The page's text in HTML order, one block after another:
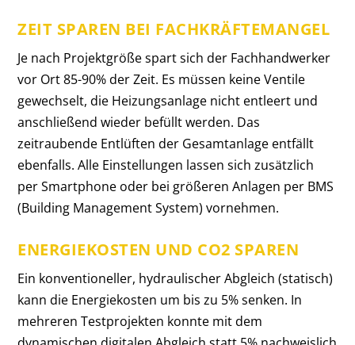
ZEIT SPAREN BEI FACHKRÄFTEMANGEL
Je nach Projektgröße spart sich der Fachhandwerker
vor Ort 85-90% der Zeit. Es müssen keine Ventile
gewechselt, die Heizungsanlage nicht entleert und
anschließend wieder befüllt werden. Das
zeitraubende Entlüften der Gesamtanlage entfällt
ebenfalls.Alle Einstellungen lassen sich zusätzlich
per Smartphone oder bei größeren Anlagen per BMS
(Building Management System) vornehmen.
ENERGIEKOSTEN UND CO2 SPAREN
Ein konventioneller, hydraulischer Abgleich (statisch)
kann die Energiekosten um bis zu 5% senken. In
mehreren Testprojekten konnte mit dem